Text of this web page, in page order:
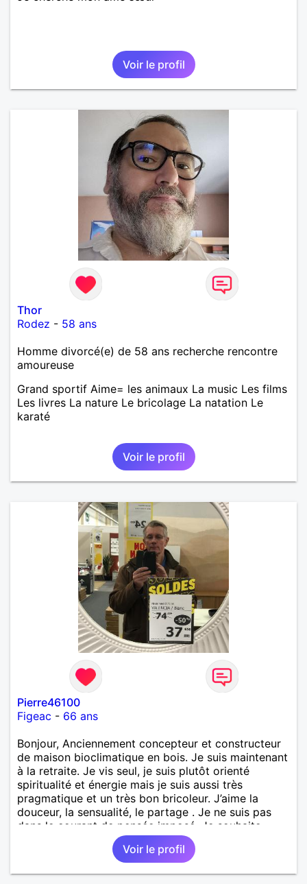
Voir le profil
Thor
Rodez - 58 ans
Homme divorcé(e) de 58 ans recherche rencontre
amoureuse
Grand sportif Aime= les animaux La music Les films
Les livres La nature Le bricolage La natation Le
karaté
Voir le profil
Pierre46100
Figeac - 66 ans
Bonjour, Anciennement concepteur et constructeur
de maison bioclimatique en bois. Je suis maintenant
à la retraite. Je vis seul, je suis plutôt orienté
spiritualité et énergie mais je suis aussi très
pragmatique et un très bon bricoleur. J’aime la
douceur, la sensualité, le partage . Je ne suis pas
dans le courant de pensée imposé. Je souhaite
rencontrer une personne pour partager,
expérimenté, découvrir ensemble et se soutenir
mutuellement pour devenir le meilleur de soi-même
Voir le profil